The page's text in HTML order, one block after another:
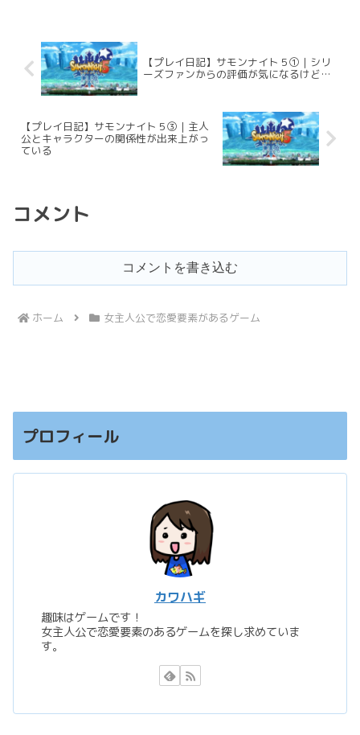
【プレイ日記】サモンナイト５①｜シリ
ーズファンからの評価が気になるけど…
【プレイ日記】サモンナイト５③｜主人
公とキャラクターの関係性が出来上がっ
ている
コメント
コメントを書き込む
ホーム 女主人公で恋愛要素があるゲーム
プロフィール
カワハギ
趣味はゲームです！
女主人公で恋愛要素のあるゲームを探し求めていま
す。